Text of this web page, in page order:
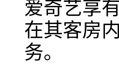
爱奇艺享
在其客房
务。